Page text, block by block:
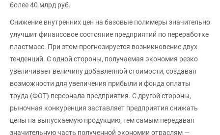
более 40 млрд руб.
Снижение внутренних цен на базовые полимеры значительно
улучшит финансовое состояние предприятий по переработке
пластмасс. При этом прогнозируется возникновение двух
тенденций. С одной стороны, получаемая экономия резко
увеличивает величину добавленной стоимости, создавая
возможности для увеличения прибыли и фонда оплаты
труда (ФОТ) персонала предприятия. С другой стороны,
рыночная конкуренция заставляет предприятия снижать
цены на выпускаемую продукцию, тем самым передавая
значительную часть полученной экономии отраслям —